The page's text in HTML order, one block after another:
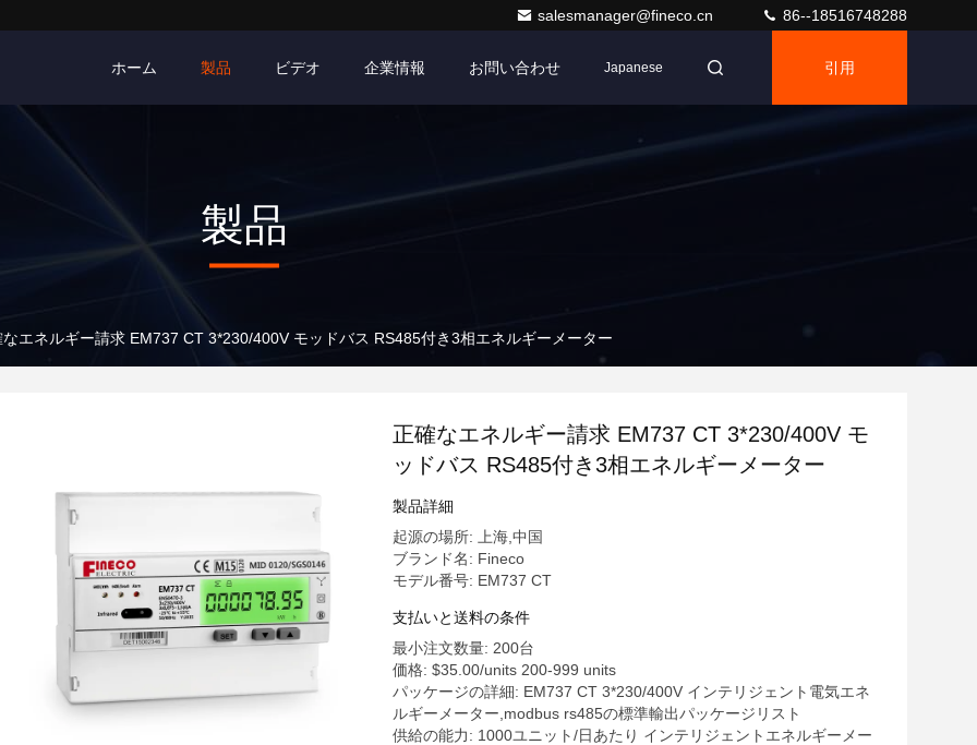
salesmanager@fineco.cn 86--18516748288
ホーム 製品 ビデオ 企業情報 お問い合わせ Japanese 引用
製品
なエネルギー請求 EM737 CT 3*230/400V モッドバス RS485付き3相エネルギーメーター
正確なエネルギー請求 EM737 CT 3*230/400V モ
ッドバス RS485付き3相エネルギーメーター
製品詳細
起源の場所: 上海,中国
ブランド名: Fineco
モデル番号: EM737 CT
支払いと送料の条件
最小注文数量: 200台
価格: $35.00/units 200-999 units
パッケージの詳細: EM737 CT 3*230/400V インテリジェント電気エネ
ルギーメーター,modbus rs485の標準輸出パッケージリスト
供給の能力: 1000ユニット/日あたり インテリジェントエネルギーメー